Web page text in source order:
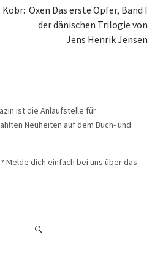
Oxen Das erste Opfer, Band I
der dänischen Trilogie von
Jens Henrik Jensen
ist die Anlaufstelle für
Neuheiten auf dem Buch- und
Melde dich einfach bei uns über das